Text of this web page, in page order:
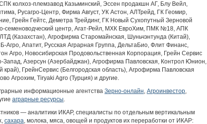
колхоз-племзавод Казьминский, Эссен продакшн АГ, Блу Вейл,
Русагро-Центр, Фирма Август, УК Астон, АЛТрейд, ГК Геомир,
Грейн Гейтс, Деметра Трейдинг, ГК Новый Сухопутный Зерновой
семеноводческий центр, Агат-Рейл, МХК ЕвроХим, ПМК №18, АПК
(Казахстан), Агрофирма Старомайнская, Шуньчэнтунда (Китай),
Апатит, Русская Аграрная Группа, ДельтаБио, Флит Финанс,
Агро, Новосибирская Продовольственная Корпорация, Грейн Сервис
Запад, Азерсун (Азербайджан), Агрофирма Павловская, Контрол Юнион,
край), ГрейнСервис (Белгородская область), Агрофирма Павловская
Агрохим, Tiryaki Agro (Турция) и другие.
информационные агентства Зерно-онлайн, Агроинвестор,
аграрные ресурсы.
— аналитики ИКАР, специалисты по отдельным вертикальным
сахара, молока, мяса, овощей и продуктов их переработки от ИКАР: